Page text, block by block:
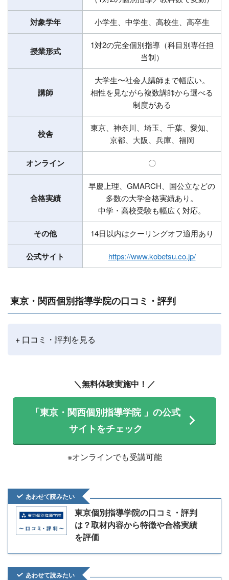
対象学年 小学生、中学生、高校生、高卒生
授業形式
1対2の完全個別指導（科目別専任担
当制）
講師
大学生〜社会人講師まで幅広い。
相性を見ながら複数講師から選べる
制度がある
校舎
東京、神奈川、埼玉、千葉、愛知、
京都、大阪、兵庫、福岡
オンライン 〇
合格実績
早慶上理、GMARCH、国公立などの
多数の大学合格実績あり。
中学・高校受験も幅広く対応。
その他 14日以内はクーリングオフ適用あり
公式サイト https://www.kobetsu.co.jp/
東京・関西個別指導学院の口コミ・評判
+ 口コミ・評判を見る
＼無料体験実施中！／
「東京・関西個別指導学院 」の公式
サイトをチェック
※オンラインでも受講可能
あわせて読みたい
東京個別指導学院の口コミ・評判
は？取材内容から特徴や合格実績
を評価
あわせて読みたい